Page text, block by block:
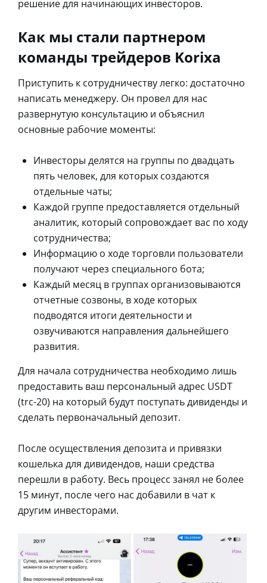
решение для начинающих инвесторов.
Как мы стали партнером
команды трейдеров Korixa
Приступить к сотрудничеству легко: достаточно
написать менеджеру. Он провел для нас
развернутую консультацию и объяснил
основные рабочие моменты:
Инвесторы делятся на группы по двадцать
пять человек, для которых создаются
отдельные чаты;
Каждой группе предоставляется отдельный
аналитик, который сопровождает вас по ходу
сотрудничества;
Информацию о ходе торговли пользователи
получают через специального бота;
Каждый месяц в группах организовываются
отчетные созвоны, в ходе которых
подводятся итоги деятельности и
озвучиваются направления дальнейшего
развития.
Для начала сотрудничества необходимо лишь
предоставить ваш персональный адрес USDT
(trc-20) на который будут поступать дивиденды и
сделать первоначальный депозит.
После осуществления депозита и привязки
кошелька для дивидендов, наши средства
перешли в работу. Весь процесс занял не более
15 минут, после чего нас добавили в чат к
другим инвесторами.